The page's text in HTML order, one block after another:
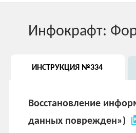
Инфокрафт:
ИНСТРУКЦИЯ №334
Восстановление
данных поврежден»)